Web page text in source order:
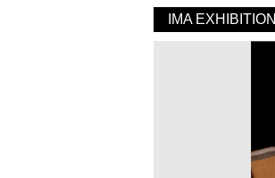
IMA EXHIBITION